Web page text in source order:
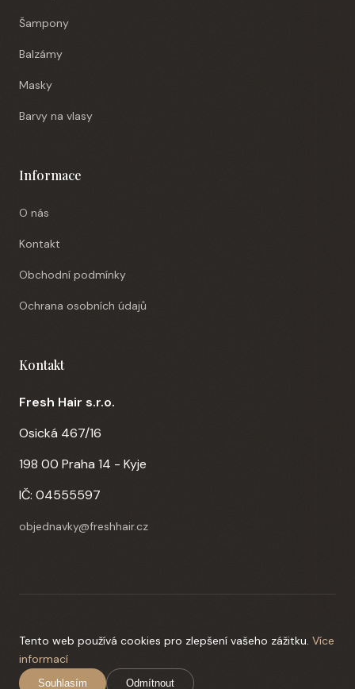
Šampony
Balzámy
Masky
Barvy na vlasy
Informace
O nás
Kontakt
Obchodní podmínky
Ochrana osobních údajů
Kontakt
Fresh Hair s.r.o.
Osická 467/16
198 00 Praha 14 - Kyje
IČ: 04555597
objednavky@freshhair.cz
© 2026 Fresh Hair s.r.o. Všechna práva vyhrazena. Web:
PC-IN
Platba: Bankovní převod, Online platby Stripe
Tento web používá cookies pro zlepšení vašeho zážitku. Více
informací
Souhlasím Odmítnout